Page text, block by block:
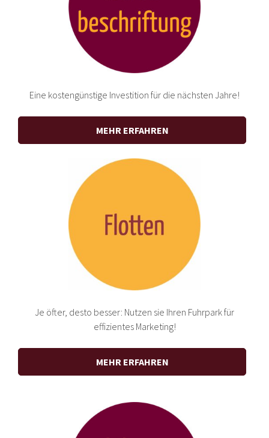
Eine kostengünstige Investition für die nächsten Jahre!
MEHR ERFAHREN
Je öfter, desto besser: Nutzen sie Ihren Fuhrpark für
effizientes Marketing!
MEHR ERFAHREN